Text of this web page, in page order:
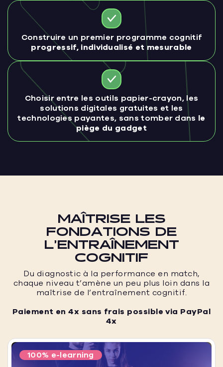
Construire un premier programme cognitif
progressif, individualisé et mesurable
Choisir entre les outils papier-crayon, les
solutions digitales gratuites et les
technologies payantes, sans tomber dans le
piège du gadget
MAÎTRISE LES
FONDATIONS DE
L’ENTRAÎNEMENT
COGNITIF
Du diagnostic à la performance en match,
chaque niveau t’amène un peu plus loin dans la
maîtrise de l’entraînement cognitif.
Paiement en 4x sans frais possible via PayPal
4x
100% e-learning